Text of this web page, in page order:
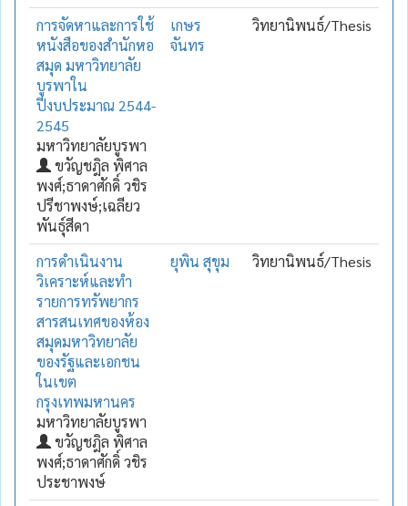
การจัดหาและการใช้
หนังสือของสำนักหอ
สมุด มหาวิทยาลัย
บูรพาใน
ปีงบประมาณ 2544-
2545
มหาวิทยาลัยบูรพา
ขวัญชฎิล พิศาล
พงศ์;ธาดาศักดิ์ วชิร
ปรีชาพงษ์;เฉลียว
พันธุ์สีดา
เกษร
จันทร
วิทยานิพนธ์/Thesis
การดำเนินงาน
วิเคราะห์และทำ
รายการทรัพยากร
สารสนเทศของห้อง
สมุดมหาวิทยาลัย
ของรัฐและเอกชน
ในเขต
กรุงเทพมหานคร
มหาวิทยาลัยบูรพา
ขวัญชฎิล พิศาล
พงศ์;ธาดาศักดิ์ วชิร
ประชาพงษ์
ยุพิน สุขุม วิทยานิพนธ์/Thesis